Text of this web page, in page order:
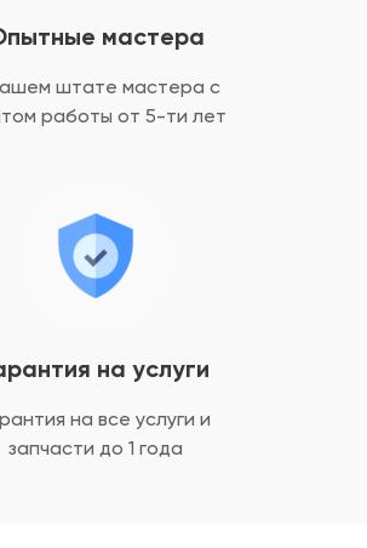
на услуги
на все услуги и
запчасти до 1 года
мастера
штате мастера с
работы от 5-ти лет